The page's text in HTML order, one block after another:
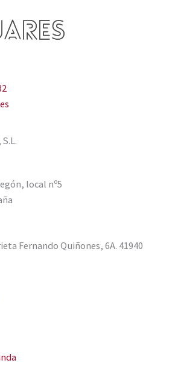
local nº5
Fernando Quiñones, 6A. 41940